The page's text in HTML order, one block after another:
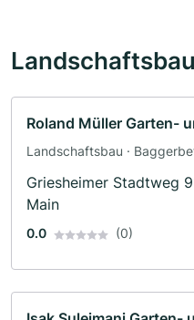
Roland Müller Garten-
Landschaftsbau ·
Griesheimer Stadtweg
Main
0.0 (0)